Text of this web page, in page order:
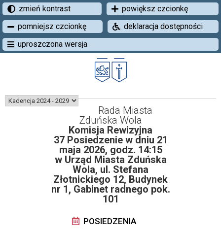
zmień kontrast
powiększ czcionkę
pomniejsz czcionkę
deklaracja dostępności
uproszczona wersja
Rada Miasta
Zduńska Wola
Komisja Rewizyjna
37 Posiedzenie w dniu 21
maja 2026, godz. 14:15
w Urząd Miasta Zduńska
Wola, ul. Stefana
Złotnickiego 12, Budynek
nr 1, Gabinet radnego pok.
101
POSIEDZENIA